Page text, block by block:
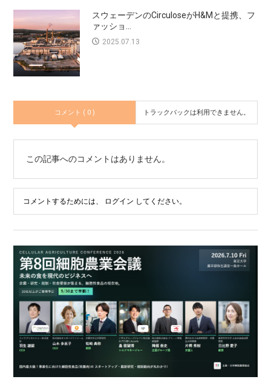
スウェーデンのCirculoseがH&Mと提携、フ
ァッショ...
2025.07.13
コメント ( 0 ) トラックバックは利用できません。
この記事へのコメントはありません。
コメントするためには、 ログイン してください。